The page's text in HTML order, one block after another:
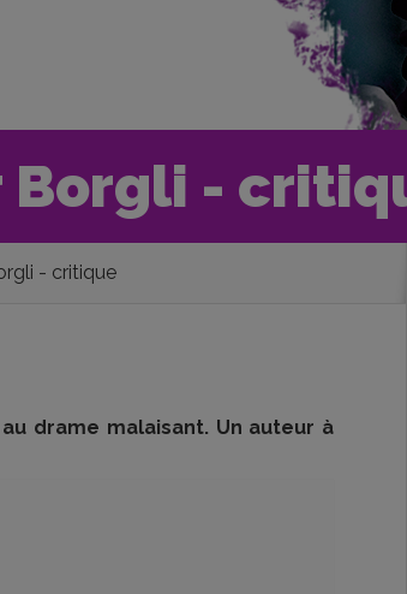
Borgli -
- critique
drame malaisant. Un auteur à